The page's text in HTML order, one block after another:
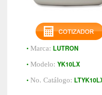
• Marca: LUTRON
• Modelo: YK10LX
• No. Catálogo: